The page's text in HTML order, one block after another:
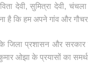
देवी, सुमित्रा देवी,
है कि हम अपने गांव और
जिला प्रशासन और सरकार
कुमार ओझा के प्रयासों का